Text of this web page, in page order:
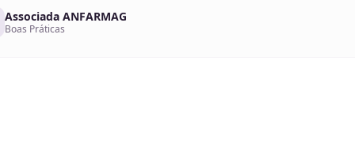
Associada ANFARMAG
Boas Práticas